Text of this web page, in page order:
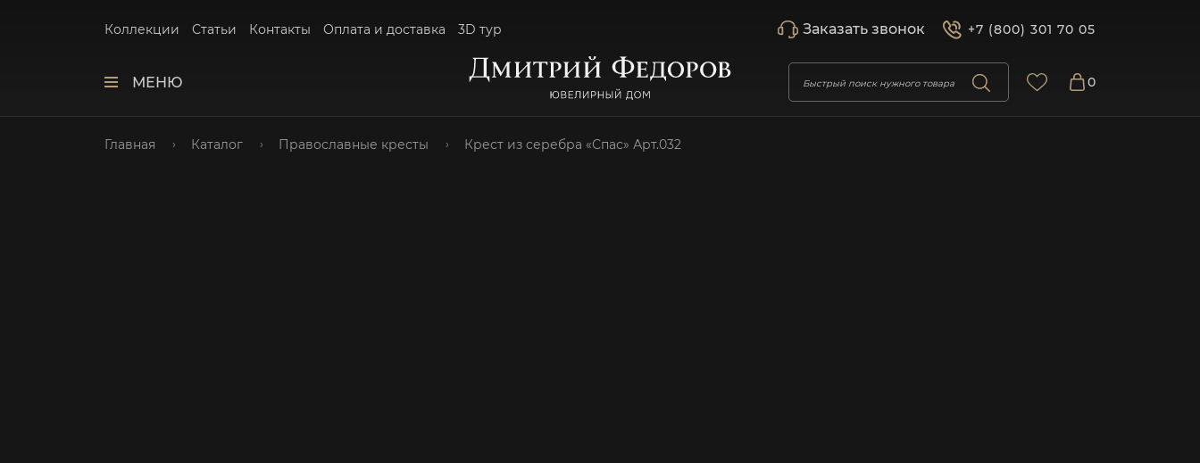
Коллекции Статьи Контакты Оплата и доставка 3D тур Заказать звонок +7 (800) 301 70 05
МЕНЮ 0
Главная Каталог Православные кресты Крест из серебра «Спас» Арт.032